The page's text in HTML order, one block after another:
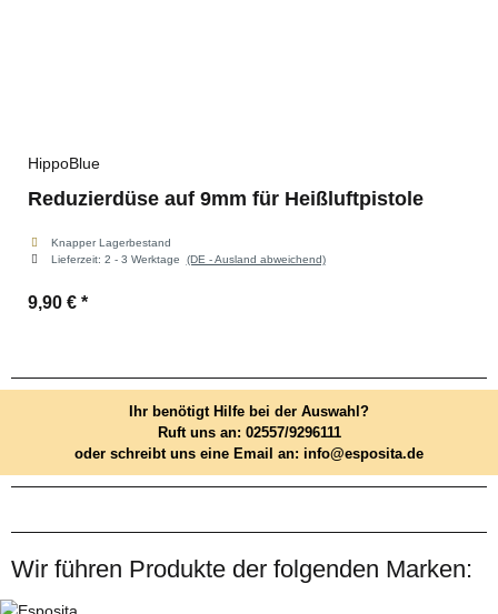
HippoBlue
Reduzierdüse auf 9mm für Heißluftpistole
Knapper Lagerbestand
Lieferzeit: 2 - 3 Werktage (DE - Ausland abweichend)
9,90 € *
Ihr benötigt Hilfe bei der Auswahl?
Ruft uns an: 02557/9296111
oder schreibt uns eine Email an: info@esposita.de
Wir führen Produkte der folgenden Marken: